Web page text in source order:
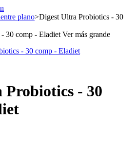
plano>Digest Ultra Probiotics - 30
Ver más grande
- 30